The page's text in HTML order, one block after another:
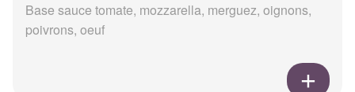
Base sauce tomate, mozzarella, merguez, oignons,
poivrons, oeuf